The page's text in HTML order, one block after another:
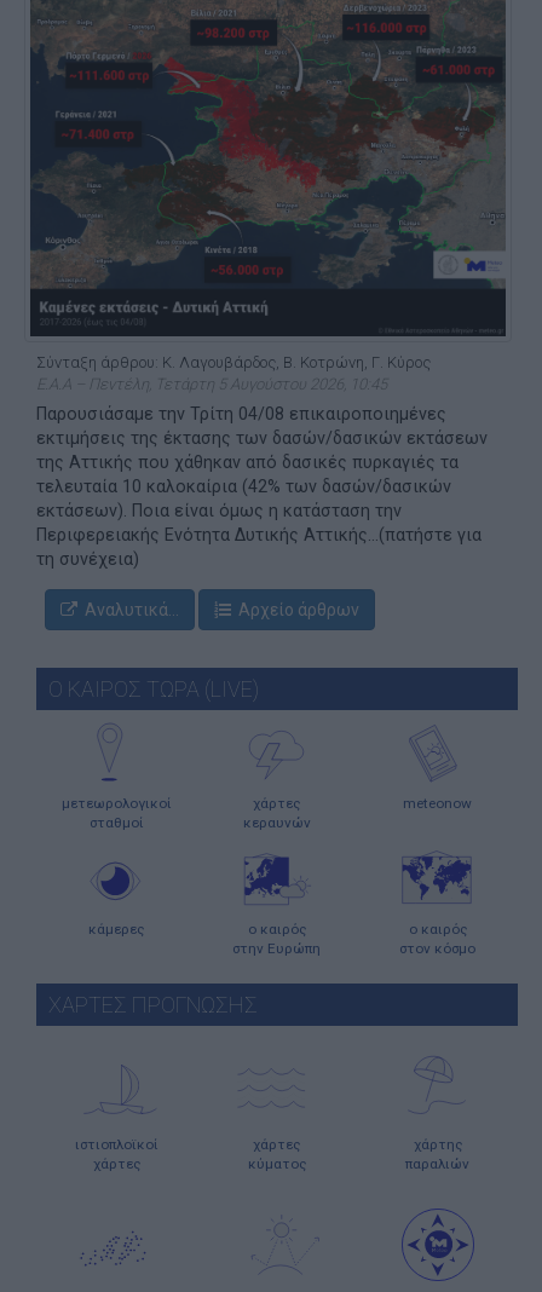
Σύνταξη άρθρου: Κ. Λαγουβάρδος, Β. Κοτρώνη, Γ. Κύρος
Ε.Α.Α – Πεντέλη, Τετάρτη 5 Αυγούστου 2026, 10:45
Παρουσιάσαμε την Τρίτη 04/08 επικαιροποιημένες
εκτιμήσεις της έκτασης των δασών/δασικών εκτάσεων
της Αττικής που χάθηκαν από δασικές πυρκαγιές τα
τελευταία 10 καλοκαίρια (42% των δασών/δασικών
εκτάσεων). Ποια είναι όμως η κατάσταση την
Περιφερειακής Ενότητα Δυτικής Αττικής...(πατήστε για
τη συνέχεια)
Αναλυτικά... Αρχείο άρθρων
Ο ΚΑΙΡΟΣ ΤΩΡΑ (LIVE)
μετεωρολογικοί
σταθμοί
χάρτες
κεραυνών
meteonow
κάμερες
ο καιρός
στην Ευρώπη
ο καιρός
στον κόσμο
ΧΑΡΤΕΣ ΠΡΟΓΝΩΣΗΣ
ιστιοπλοϊκοί
χάρτες
χάρτες
κύματος
χάρτης
παραλιών